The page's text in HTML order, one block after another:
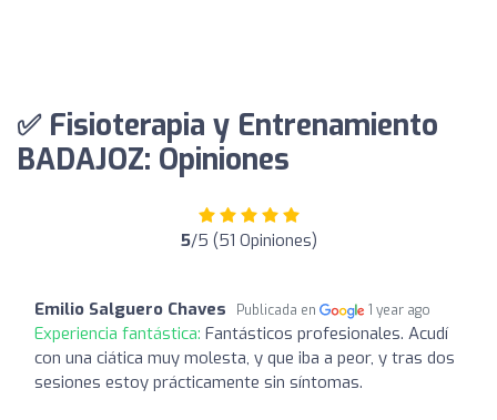
✅ Fisioterapia y Entrenamiento
BADAJOZ: Opiniones
5/5 (51 Opiniones)
Emilio Salguero Chaves Publicada en 1 year ago
Experiencia fantástica: Fantásticos profesionales. Acudí
con una ciática muy molesta, y que iba a peor, y tras dos
sesiones estoy prácticamente sin síntomas.